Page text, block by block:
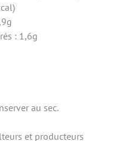
: 1,6g
au sec.
et producteurs